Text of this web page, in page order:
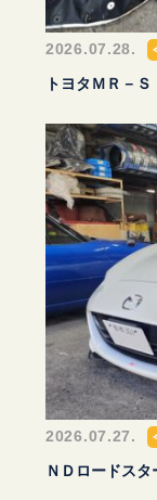
2026.07.28.
トヨタＭＲ
2026.07.27.
ＮＤロードス